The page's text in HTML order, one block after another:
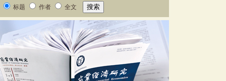
标题 作者 全文